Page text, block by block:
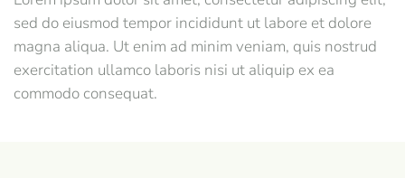
sed do eiusmod tempor incididunt ut labore et dolore
magna aliqua. Ut enim ad minim veniam, quis nostrud
exercitation ullamco laboris nisi ut aliquip ex ea
commodo consequat.